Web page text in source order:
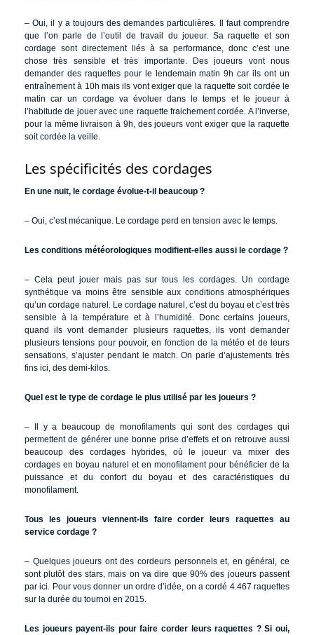
– Oui, il y a toujours des demandes particulières. Il faut comprendre
que l’on parle de l’outil de travail du joueur. Sa raquette et son
cordage sont directement liés à sa performance, donc c’est une
chose très sensible et très importante. Des joueurs vont nous
demander des raquettes pour le lendemain matin 9h car ils ont un
entraînement à 10h mais ils vont exiger que la raquette soit cordée le
matin car un cordage va évoluer dans le temps et le joueur à
l’habitude de jouer avec une raquette fraichement cordée. A l’inverse,
pour la même livraison à 9h, des joueurs vont exiger que la raquette
soit cordée la veille.
Les spécificités des cordages
En une nuit, le cordage évolue-t-il beaucoup ?
– Oui, c’est mécanique. Le cordage perd en tension avec le temps.
Les conditions météorologiques modifient-elles aussi le cordage ?
– Cela peut jouer mais pas sur tous les cordages. Un cordage
synthétique va moins être sensible aux conditions atmosphériques
qu’un cordage naturel. Le cordage naturel, c’est du boyau et c’est très
sensible à la température et à l’humidité. Donc certains joueurs,
quand ils vont demander plusieurs raquettes, ils vont demander
plusieurs tensions pour pouvoir, en fonction de la météo et de leurs
sensations, s’ajuster pendant le match. On parle d’ajustements très
fins ici, des demi-kilos.
Quel est le type de cordage le plus utilisé par les joueurs ?
– Il y a beaucoup de monofilaments qui sont des cordages qui
permettent de générer une bonne prise d’effets et on retrouve aussi
beaucoup des cordages hybrides, où le joueur va mixer des
cordages en boyau naturel et en monofilament pour bénéficier de la
puissance et du confort du boyau et des caractéristiques du
monofilament.
Tous les joueurs viennent-ils faire corder leurs raquettes au
service cordage ?
– Quelques joueurs ont des cordeurs personnels et, en général, ce
sont plutôt des stars, mais on va dire que 90% des joueurs passent
par ici. Pour vous donner un ordre d’idée, on a cordé 4.467 raquettes
sur la durée du tournoi en 2015.
Les joueurs payent-ils pour faire corder leurs raquettes ? Si oui,